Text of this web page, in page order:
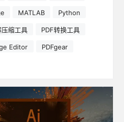
MATLAB Python
压缩工具 PDF转换工具
Editor PDFgear